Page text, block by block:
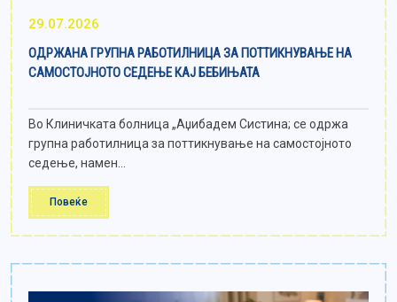
29.07.2026
ОДРЖАНА ГРУПНА РАБОТИЛНИЦА ЗА ПОТТИКНУВАЊЕ НА
САМОСТОЈНОТО СЕДЕЊЕ КАЈ БЕБИЊАТА
Во Клиничката болница „Аџибадем Систина; се одржа
групна работилница за поттикнување на самостојното
седење, намен...
Повеќе